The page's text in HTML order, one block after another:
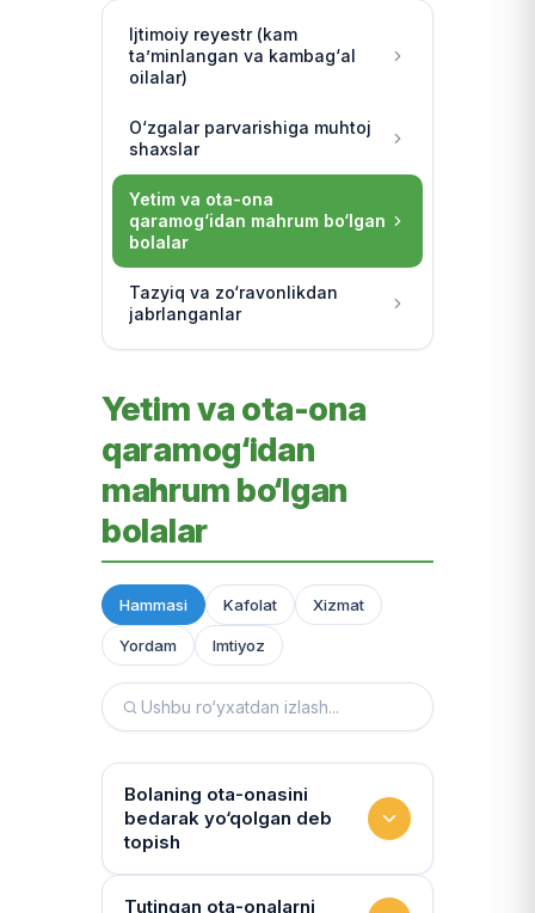
Ijtimoiy reyestr (kam
ta’minlangan va kambag‘al
oilalar)
O‘zgalar parvarishiga muhtoj
shaxslar
Yetim va ota-ona
qaramog‘idan mahrum bo‘lgan
bolalar
Tazyiq va zo‘ravonlikdan
jabrlanganlar
Yetim va ota-ona
qaramog‘idan
mahrum bo‘lgan
bolalar
Hammasi Kafolat Xizmat
Yordam Imtiyoz
Bolaning ota-onasini
bedarak yo‘qolgan deb
topish
Hujjatlarni tiklash xizmati
Tutingan ota-onalarni